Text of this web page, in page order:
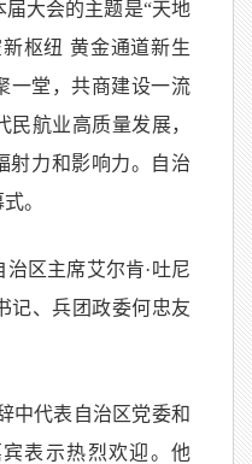
大会的主题是“天地
枢纽 黄金通道新生
一堂，共商建设一流
民航业高质量发展，
射力和影响力。自治
。
区主席艾尔肯·吐尼
记、兵团政委何忠友
中代表自治区党委和
表示热烈欢迎。他